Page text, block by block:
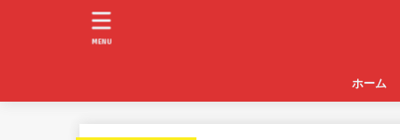
ホーム
MENU